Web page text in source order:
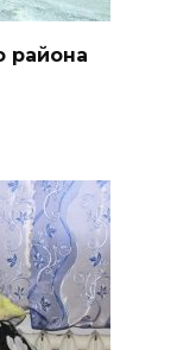
района